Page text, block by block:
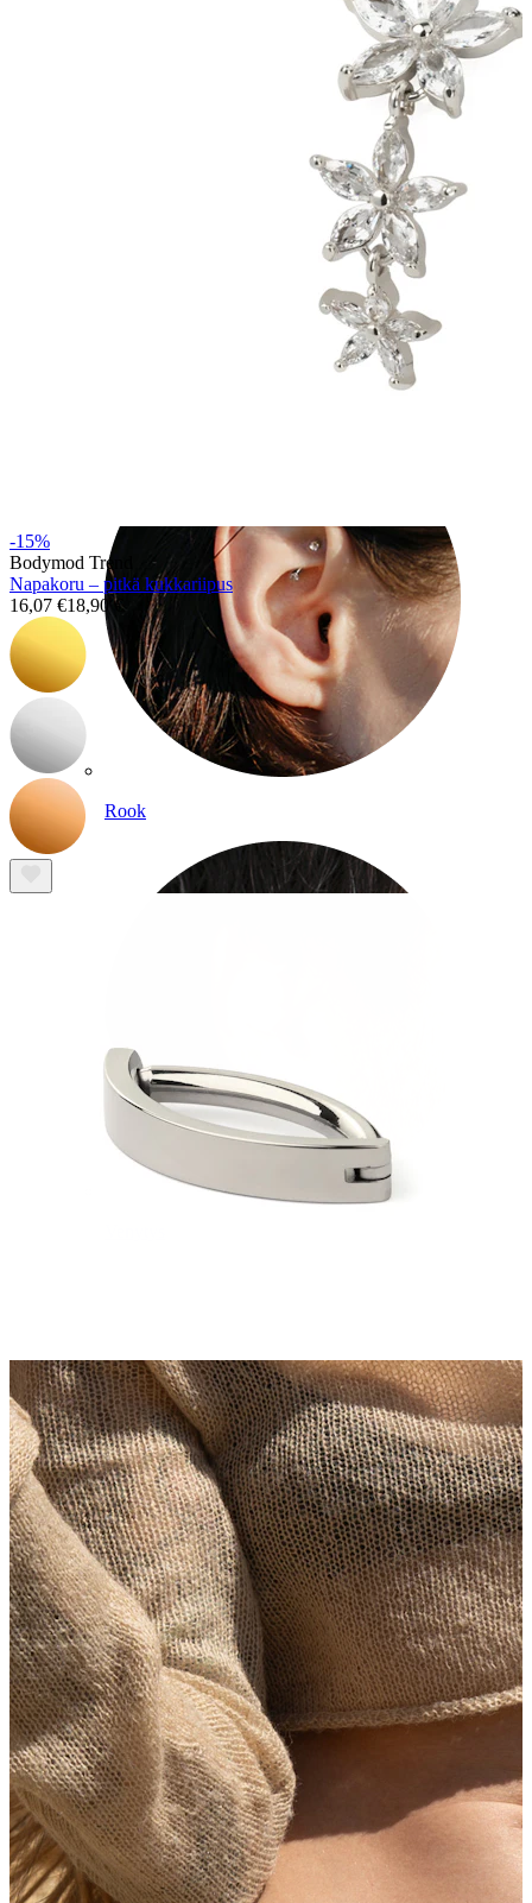
Rook
14K kultakorut
Osta titaania
Uutta
Osta 4, maksa 3Osta Bodymod Moments
Brands
Brands
-15%
Bodymod Trend
Napakoru – pitkä kukkariipus
16,07 €18,90 €